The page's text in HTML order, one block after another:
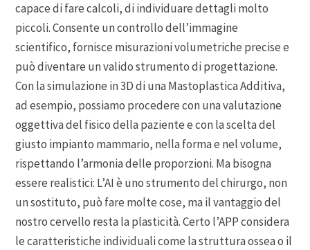
capace di fare calcoli, di individuare dettagli molto
piccoli. Consente un controllo dell’immagine
scientifico, fornisce misurazioni volumetriche precise e
può diventare un valido strumento di progettazione.
Con la simulazione in 3D di una Mastoplastica Additiva,
ad esempio, possiamo procedere con una valutazione
oggettiva del fisico della paziente e con la scelta del
giusto impianto mammario, nella forma e nel volume,
rispettando l’armonia delle proporzioni. Ma bisogna
essere realistici: L’AI è uno strumento del chirurgo, non
un sostituto, può fare molte cose, ma il vantaggio del
nostro cervello resta la plasticità. Certo l’APP considera
le caratteristiche individuali come la struttura ossea o il